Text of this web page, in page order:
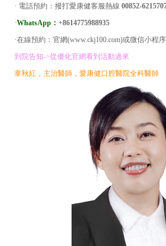
· 電話預約：撥打愛康健客服熱線 00852-
·WhatsApp： +8614775988935
·在線預約：官網(www.ckj100.com)或微信小程序
到院告知->從優化官網看到活動過來
韋秋紅，主治醫師，愛康健口腔醫院全科醫師